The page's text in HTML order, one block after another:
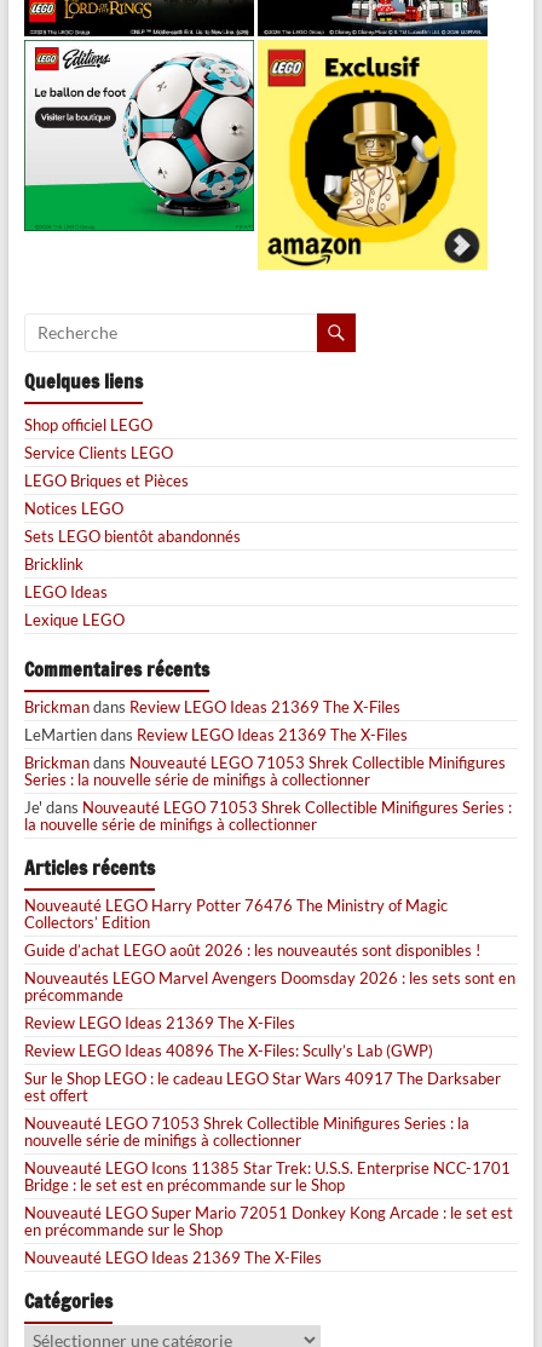
Quelques liens
Shop officiel LEGO
Service Clients LEGO
LEGO Briques et Pièces
Notices LEGO
Sets LEGO bientôt abandonnés
Bricklink
LEGO Ideas
Lexique LEGO
Commentaires récents
Brickmandans Review LEGO Ideas 21369 The X-Files
LeMartiendans Review LEGO Ideas 21369 The X-Files
Brickmandans Nouveauté LEGO 71053 Shrek Collectible Minifigures
Series : la nouvelle série de minifigs à collectionner
Je' dans Nouveauté LEGO 71053 Shrek Collectible Minifigures Series :
la nouvelle série de minifigs à collectionner
Articles récents
Nouveauté LEGO Harry Potter 76476 The Ministry of Magic
Collectors’ Edition
Guide d’achat LEGO août 2026 : les nouveautés sont disponibles !
Nouveautés LEGO Marvel Avengers Doomsday 2026 : les sets sont en
précommande
Review LEGO Ideas 21369 The X-Files
Review LEGO Ideas 40896 The X-Files: Scully’s Lab (GWP)
Sur le Shop LEGO : le cadeau LEGO Star Wars 40917 The Darksaber
est offert
Nouveauté LEGO 71053 Shrek Collectible Minifigures Series : la
nouvelle série de minifigs à collectionner
Nouveauté LEGO Icons 11385 Star Trek: U.S.S. Enterprise NCC-1701
Bridge : le set est en précommande sur le Shop
Nouveauté LEGO Super Mario 72051 Donkey Kong Arcade : le set est
en précommande sur le Shop
Nouveauté LEGO Ideas 21369 The X-Files
Catégories
Catégories